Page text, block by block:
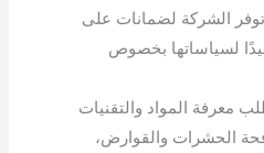
الشركة لضمانات على
لسياساتها بخصوص
معرفة المواد والتقنيات
الحشرات والقوارض،